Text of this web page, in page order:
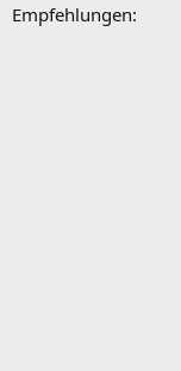
Empfehlungen: